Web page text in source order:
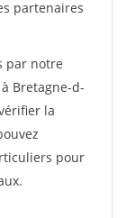
partenaires
par notre
Bretagne-d-
la
pour